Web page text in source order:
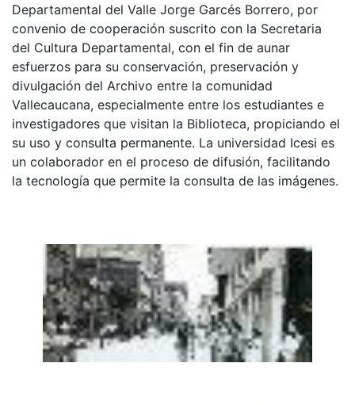
Departamental del Valle Jorge Garcés Borrero, por
convenio de cooperación suscrito con la Secretaria
del Cultura Departamental, con el fin de aunar
esfuerzos para su conservación, preservación y
divulgación del Archivo entre la comunidad
Vallecaucana, especialmente entre los estudiantes e
investigadores que visitan la Biblioteca, propiciando el
su uso y consulta permanente. La universidad Icesi es
un colaborador en el proceso de difusión, facilitando
la tecnología que permite la consulta de las imágenes.